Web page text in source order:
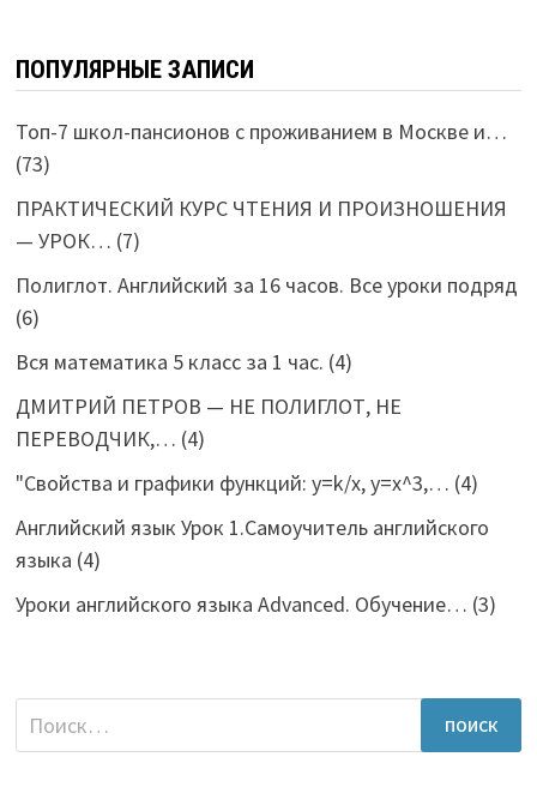
ПОПУЛЯРНЫЕ ЗАПИСИ
Топ-7 школ-пансионов с проживанием в Москве и…
(73)
ПРАКТИЧЕСКИЙ КУРС ЧТЕНИЯ И ПРОИЗНОШЕНИЯ
— УРОК… (7)
Полиглот. Английский за 16 часов. Все уроки подряд
(6)
Вся математика 5 класс за 1 час. (4)
ДМИТРИЙ ПЕТРОВ — НЕ ПОЛИГЛОТ, НЕ
ПЕРЕВОДЧИК,… (4)
"Свойства и графики функций: y=k/x, y=x^3,… (4)
Английский язык Урок 1.Самоучитель английского
языка (4)
Уроки английского языка Advanced. Обучение… (3)
Найти: